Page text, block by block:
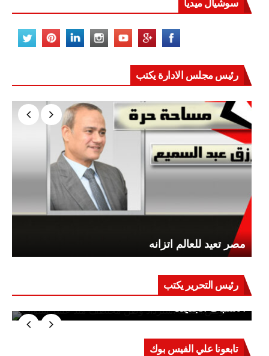
رئيس مجلس الادارة يكتب
مصر تعيد للعالم اتزانه
رئيس التحرير يكتب
حرب على العقول.. حادثة دمياط تكشف قواعد
الاشتباك الجديدة
تابعونا علي الفيس بوك